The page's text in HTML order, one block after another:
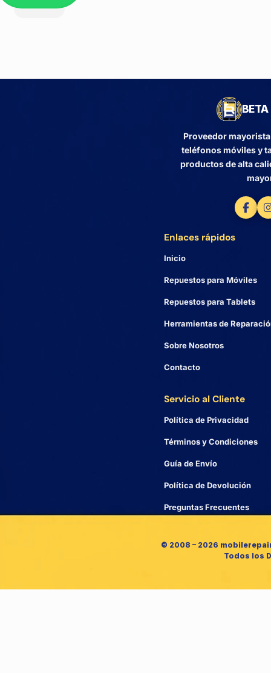
Proveedor
teléfonos móviles y
productos de alta
Enlaces rápidos
Inicio
Repuestos para Móviles
Repuestos para Tablets
Herramientas de
Sobre Nosotros
Contacto
Servicio al Cliente
Política de Privacidad
Términos y Condiciones
Guía de Envío
Política de Devolución
Preguntas Frecuentes
© 2008 – 2026
Todos los